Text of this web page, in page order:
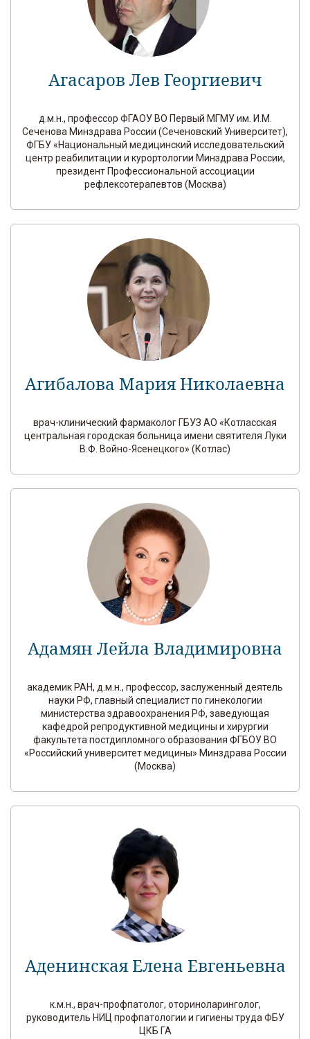
Агасаров Лев Георгиевич
д.м.н., профессор ФГАОУ ВО Первый МГМУ им. И.М.
Сеченова Минздрава России (Сеченовский Университет),
ФГБУ «Национальный медицинский исследовательский
центр реабилитации и курортологии Минздрава России,
президент Профессиональной ассоциации
рефлексотерапевтов (Москва)
Агибалова Мария Николаевна
врач-клинический фармаколог ГБУЗ АО «Котласская
центральная городская больница имени святителя Луки
В.Ф. Войно-Ясенецкого» (Котлас)
Адамян Лейла Владимировна
академик РАН, д.м.н., профессор, заслуженный деятель
науки РФ, главный специалист по гинекологии
министерства здравоохранения РФ, заведующая
кафедрой репродуктивной медицины и хирургии
факультета постдипломного образования ФГБОУ ВО
«Российский университет медицины» Минздрава России
(Москва)
Аденинская Елена Евгеньевна
к.м.н., врач-профпатолог, оториноларинголог,
руководитель НИЦ профпатологии и гигиены труда ФБУ
ЦКБ ГА